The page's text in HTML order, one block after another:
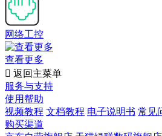
网络工控
查看更多
 返回主菜单
服务与支持
使用帮助
视频教程 文档教程 电子说明书 常见
购买渠道